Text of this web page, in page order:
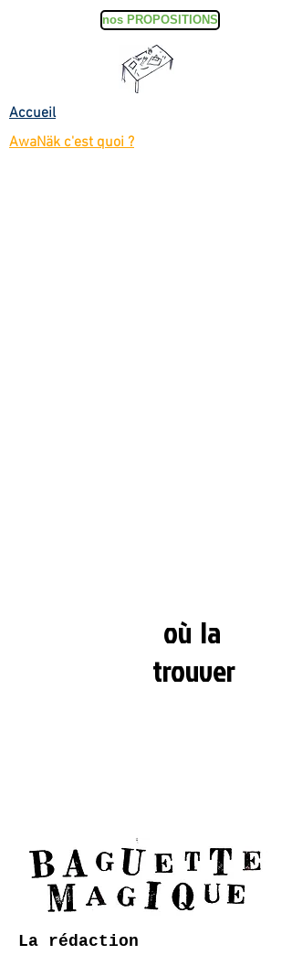
AwaNäk c'est quoi ?
Accueil
nos PROPOSITIONS
La rédaction
où la
trouver